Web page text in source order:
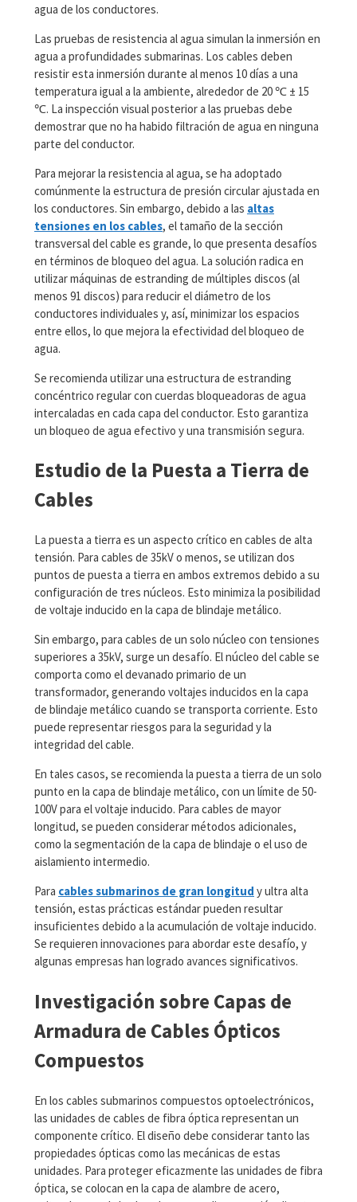
agua de los conductores.
Las pruebas de resistencia al agua simulan la inmersión en
agua a profundidades submarinas. Los cables deben
resistir esta inmersión durante al menos 10 días a una
temperatura igual a la ambiente, alrededor de 20 ℃ ± 15
℃. La inspección visual posterior a las pruebas debe
demostrar que no ha habido filtración de agua en ninguna
parte del conductor.
Para mejorar la resistencia al agua, se ha adoptado
comúnmente la estructura de presión circular ajustada en
los conductores. Sin embargo, debido a las altas
tensiones en los cables, el tamaño de la sección
transversal del cable es grande, lo que presenta desafíos
en términos de bloqueo del agua. La solución radica en
utilizar máquinas de estranding de múltiples discos (al
menos 91 discos) para reducir el diámetro de los
conductores individuales y, así, minimizar los espacios
entre ellos, lo que mejora la efectividad del bloqueo de
agua.
Se recomienda utilizar una estructura de estranding
concéntrico regular con cuerdas bloqueadoras de agua
intercaladas en cada capa del conductor. Esto garantiza
un bloqueo de agua efectivo y una transmisión segura.
Estudio de la Puesta a Tierra de
Cables
La puesta a tierra es un aspecto crítico en cables de alta
tensión. Para cables de 35kV o menos, se utilizan dos
puntos de puesta a tierra en ambos extremos debido a su
configuración de tres núcleos. Esto minimiza la posibilidad
de voltaje inducido en la capa de blindaje metálico.
Sin embargo, para cables de un solo núcleo con tensiones
superiores a 35kV, surge un desafío. El núcleo del cable se
comporta como el devanado primario de un
transformador, generando voltajes inducidos en la capa
de blindaje metálico cuando se transporta corriente. Esto
puede representar riesgos para la seguridad y la
integridad del cable.
En tales casos, se recomienda la puesta a tierra de un solo
punto en la capa de blindaje metálico, con un límite de 50-
100V para el voltaje inducido. Para cables de mayor
longitud, se pueden considerar métodos adicionales,
como la segmentación de la capa de blindaje o el uso de
aislamiento intermedio.
Para cables submarinos de gran longitud y ultra alta
tensión, estas prácticas estándar pueden resultar
insuficientes debido a la acumulación de voltaje inducido.
Se requieren innovaciones para abordar este desafío, y
algunas empresas han logrado avances significativos.
Investigación sobre Capas de
Armadura de Cables Ópticos
Compuestos
En los cables submarinos compuestos optoelectrónicos,
las unidades de cables de fibra óptica representan un
componente crítico. El diseño debe considerar tanto las
propiedades ópticas como las mecánicas de estas
unidades. Para proteger eficazmente las unidades de fibra
óptica, se colocan en la capa de alambre de acero,